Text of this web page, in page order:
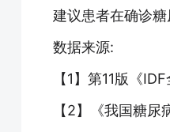
建议患者在确诊
数据来源:
【1】第11版《
【2】《我国糖